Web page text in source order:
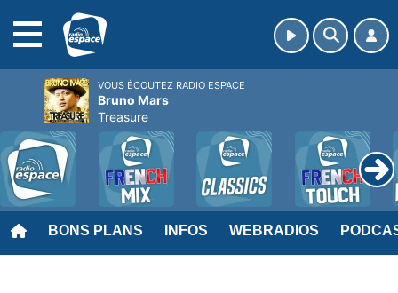
BONS PLANS INFOS WEBRADIOS
VOUS ÉCOUTEZ RADIO ESPACE
Bruno Mars
Treasure